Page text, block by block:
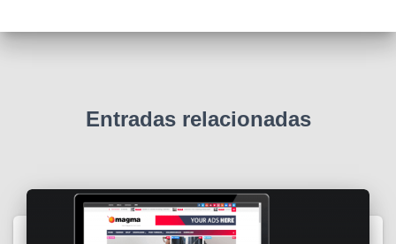
Entradas relacionadas